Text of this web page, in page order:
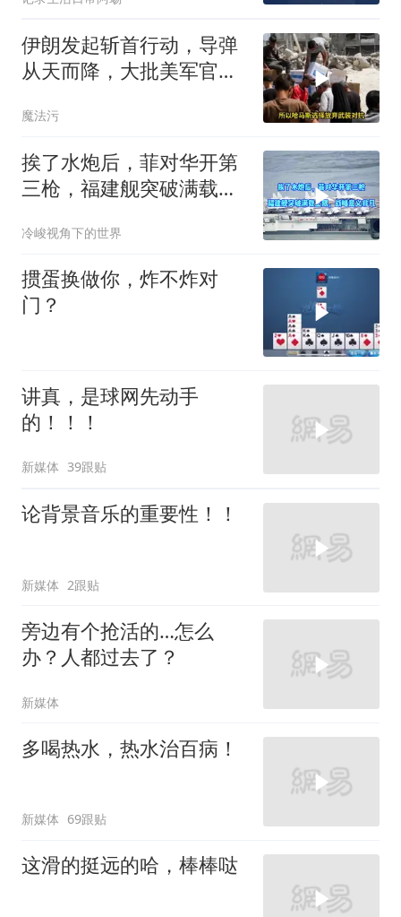
伊朗发起斩首行动，导弹
从天而降，大批美军官被
魔法污
挨了水炮后，菲对华开第
三枪，福建舰突破满载上
冷峻视角下的世界
掼蛋换做你，炸不炸对
门？
讲真，是球网先动手
的！！！
新媒体 39跟贴
论背景音乐的重要性！！
新媒体 2跟贴
旁边有个抢活的…怎么
办？人都过去了？
新媒体
多喝热水，热水治百病！
新媒体 69跟贴
这滑的挺远的哈，棒棒哒